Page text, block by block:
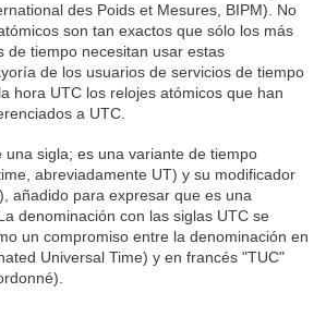
des Poids et Mesures, BIPM). No
son tan exactos que sólo los más
de tiempo necesitan usar estas
de los usuarios de servicios de tiempo
hora UTC los relojes atómicos que han
a UTC.
una sigla; es una variante de tiempo
abreviadamente UT) y su modificador
añadido para expresar que es una
denominación con las siglas UTC se
un compromiso entre la denominación en
Universal Time) y en francés "TUC"